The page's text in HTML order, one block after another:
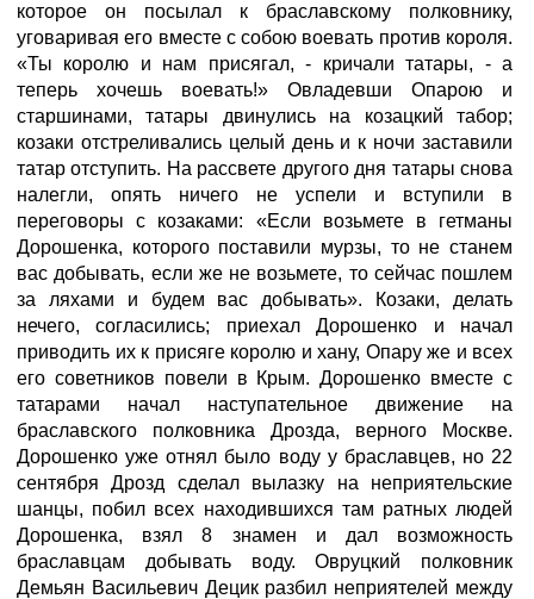
которое он посылал к браславскому полковнику,
уговаривая его вместе с собою воевать против короля.
«Ты королю и нам присягал, - кричали татары, - а
теперь хочешь воевать!» Овладевши Опарою и
старшинами, татары двинулись на козацкий табор;
козаки отстреливались целый день и к ночи заставили
татар отступить. На рассвете другого дня татары снова
налегли, опять ничего не успели и вступили в
переговоры с козаками: «Если возьмете в гетманы
Дорошенка, которого поставили мурзы, то не станем
вас добывать, если же не возьмете, то сейчас пошлем
за ляхами и будем вас добывать». Козаки, делать
нечего, согласились; приехал Дорошенко и начал
приводить их к присяге королю и хану, Опару же и всех
его советников повели в Крым. Дорошенко вместе с
татарами начал наступательное движение на
браславского полковника Дрозда, верного Москве.
Дорошенко уже отнял было воду у браславцев, но 22
сентября Дрозд сделал вылазку на неприятельские
шанцы, побил всех находившихся там ратных людей
Дорошенка, взял 8 знамен и дал возможность
браславцам добывать воду. Овруцкий полковник
Демьян Васильевич Децик разбил неприятелей между